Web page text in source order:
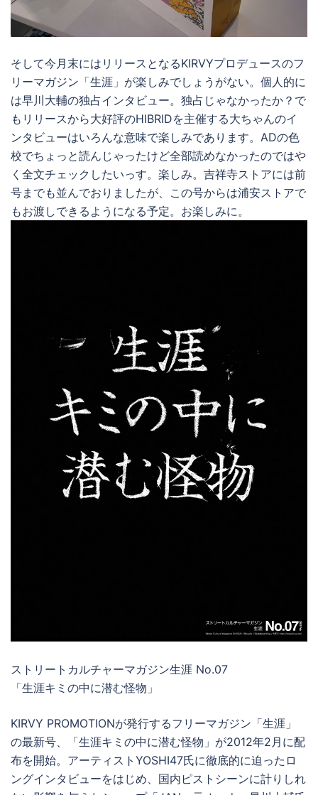
そして今月末にはリリースとなるKIRVYプロデュースのフ
リーマガジン「生涯」が楽しみでしょうがない。個人的に
は早川大輔の独占インタビュー。独占じゃなかったか？で
もリリースから大好評のHIBRIDを主催する大ちゃんのイ
ンタビューはいろんな意味で楽しみであります。ADの色
校でちょっと読んじゃったけど全部読めなかったのではや
く全文チェックしたいっす。楽しみ。吉祥寺ストアには前
号までも並んでおりましたが、この号からは浦安ストアで
もお渡しできるようになる予定。お楽しみに。
ストリートカルチャーマガジン生涯 No.07
「生涯キミの中に潜む怪物」
KIRVY PROMOTIONが発行するフリーマガジン「生涯」
の最新号、「生涯キミの中に潜む怪物」が2012年2月に配
布を開始。アーティストYOSHI47氏に徹底的に迫ったロ
ングインタビューをはじめ、国内ピストシーンに計りしれ